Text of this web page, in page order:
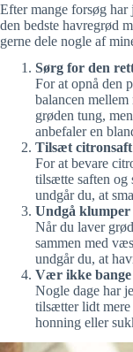
Efter mange forsøg
den bedste havregrød
gerne dele nogle af
Sørg for den
For at opnå den
balancen
grøden tung,
anbefaler en
Tilsæt citronsaft
For at bevare
tilsætte saften og
undgår du, at
Undgå klumper
Når du laver
sammen med
undgår du, at
Vær ikke bange
Nogle dage har
tilsætter lidt mere
honning eller